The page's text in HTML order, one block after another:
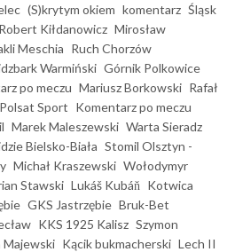
(S)krytym okiem komentarz Śląsk
Robert Kiłdanowicz Mirosław
Meschia Ruch Chorzów
Warmiński Górnik Polkowice
po meczu Mariusz Borkowski Rafał
Polsat Sport Komentarz po meczu
Marek Maleszewski Warta Sieradz
Bielsko-Biała Stomil Olsztyn -
Michał Kraszewski Wołodymyr
Stawski Lukáš Kubáň Kotwica
GKS Jastrzębie Bruk-Bet
KKS 1925 Kalisz Szymon
Majewski Kącik bukmacherski Lech II